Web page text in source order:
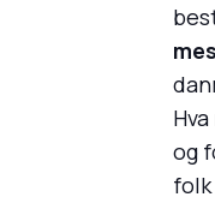
og